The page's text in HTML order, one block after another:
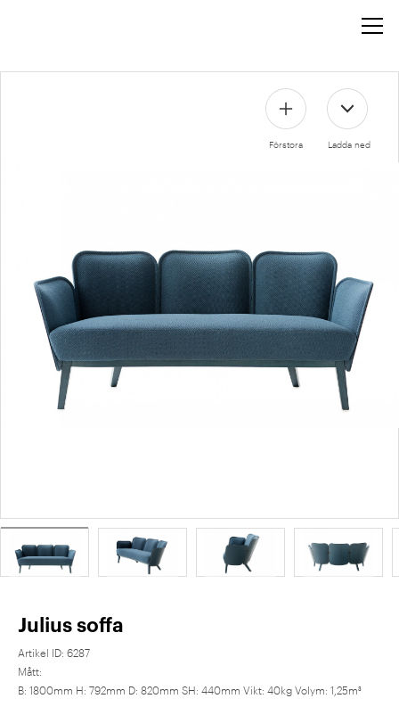
Förstora Ladda ned
Julius soffa
Artikel ID: 6287
Mått:
B: 1800mm H: 792mm D: 820mm SH: 440mm Vikt: 40kg Volym: 1,25m³